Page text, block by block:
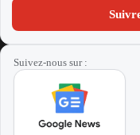
Suivez-nous sur :